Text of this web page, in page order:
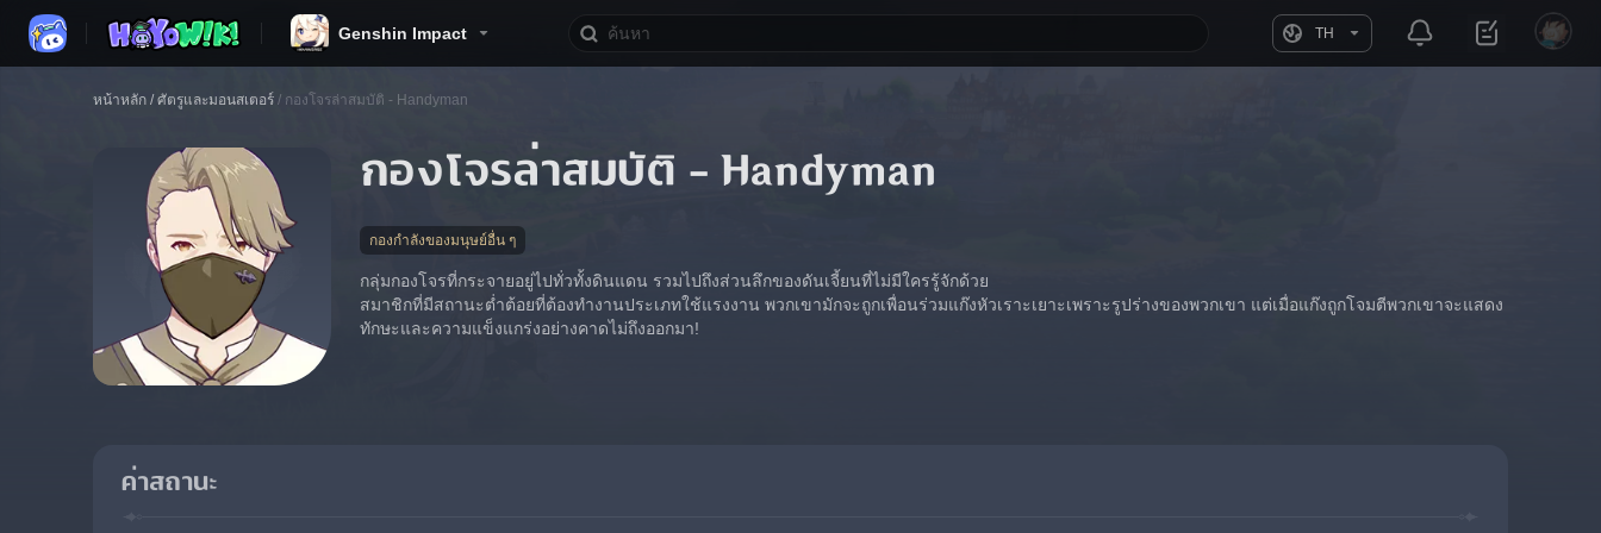
Genshin Impact TH
หน้าหลัก / ศัตรูและมอนสเตอร์ / กองโจรล่าสมบัติ - Handyman
กองโจรล่าสมบัติ - Handyman
กองกำลังของมนุษย์อื่น ๆ
กลุ่มกองโจรที่กระจายอยู่ไปทั่วทั้งดินแดน รวมไปถึงส่วนลึกของดันเจี้ยนที่ไม่มีใครรู้จักด้วย
สมาชิกที่มีสถานะต่ำต้อยที่ต้องทำงานประเภทใช้แรงงาน พวกเขามักจะถูกเพื่อนร่วมแก๊งหัวเราะเยาะเพราะรูปร่างของพวกเขา แต่เมื่อแก๊งถูกโจมตีพวกเขาจะแสดง
ทักษะและความแข็งแกร่งอย่างคาดไม่ถึงออกมา!
ค่าสถานะ